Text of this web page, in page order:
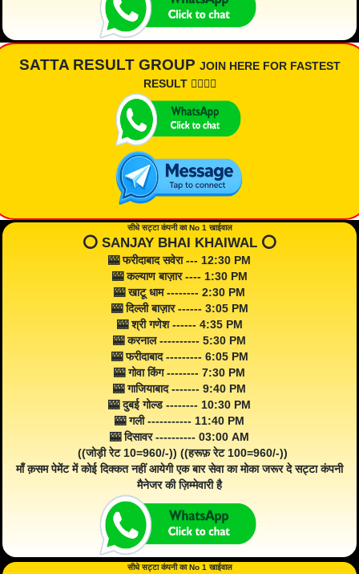
SATTA RESULT GROUP JOIN HERE FOR FASTEST
RESULT 👇🏾👇🏾
सीधे सट्टा कंपनी का No 1 खाईवाल
⭕️ SANJAY BHAI KHAIWAL ⭕️
🎰 फरीदाबाद सवेरा --- 12:30 PM
🎰 कल्याण बाज़ार ---- 1:30 PM
🎰 खाटू धाम -------- 2:30 PM
🎰 दिल्ली बाज़ार ------ 3:05 PM
🎰 श्री गणेश ------ 4:35 PM
🎰 करनाल ---------- 5:30 PM
🎰 फरीदाबाद --------- 6:05 PM
🎰 गोवा किंग -------- 7:30 PM
🎰 गाजियाबाद ------- 9:40 PM
🎰 दुबई गोल्ड -------- 10:30 PM
🎰 गली ----------- 11:40 PM
🎰 दिसावर ---------- 03:00 AM
((जोड़ी रेट 10=960/-)) ((हरूफ़ रेट 100=960/-))
माँ क़सम पेमेंट में कोई दिक्कत नहीं आयेगी एक बार सेवा का मोका जरूर दे सट्टा कंपनी
मैनेजर की ज़िम्मेवारी है
सीधे सट्टा कंपनी का No 1 खाईवाल